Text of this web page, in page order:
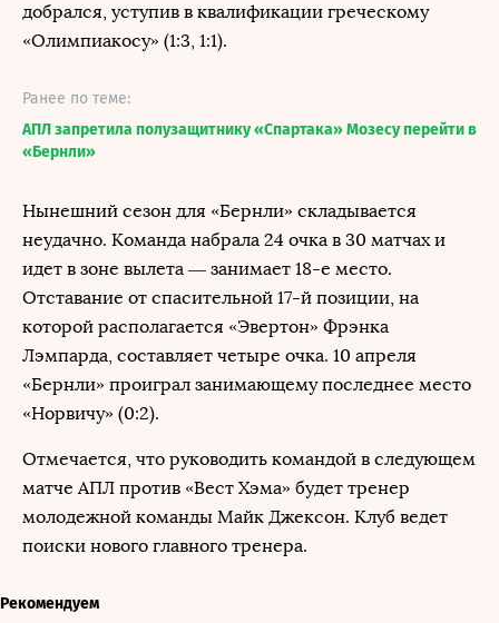
добрался, уступив в квалификации греческому
«Олимпиакосу» (1:3, 1:1).
Ранее по теме:
АПЛ запретила полузащитнику «Спартака» Мозесу перейти в
«Бернли»
Нынешний сезон для «Бернли» складывается
неудачно. Команда набрала 24 очка в 30 матчах и
идет в зоне вылета — занимает 18-е место.
Отставание от спасительной 17-й позиции, на
которой располагается «Эвертон» Фрэнка
Лэмпарда, составляет четыре очка. 10 апреля
«Бернли» проиграл занимающему последнее место
«Норвичу» (0:2).
Отмечается, что руководить командой в следующем
матче АПЛ против «Вест Хэма» будет тренер
молодежной команды Майк Джексон. Клуб ведет
поиски нового главного тренера.
Рекомендуем